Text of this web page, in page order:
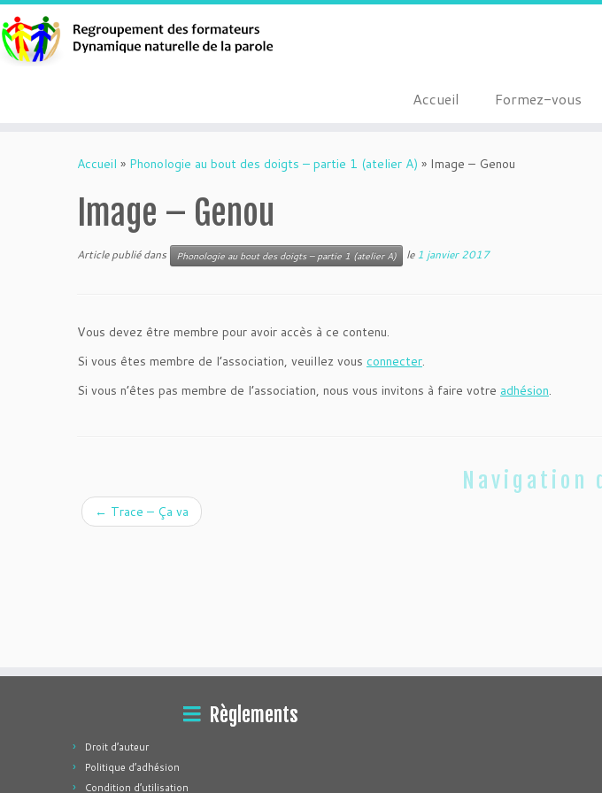
Accueil Formez-vous
Accueil » Phonologie au bout des doigts – partie 1 (atelier A) » Image – Genou
Image – Genou
Article publié dans Phonologie au bout des doigts – partie 1 (atelier A) le1 janvier 2017
Vous devez être membre pour avoir accès à ce contenu.
Si vous êtes membre de l’association, veuillez vous connecter.
Si vous n’êtes pas membre de l’association, nous vous invitons à faire votre adhésion.
← Trace – Ça va
Règlements
Droit d’auteur
Politique d’adhésion
Condition d’utilisation